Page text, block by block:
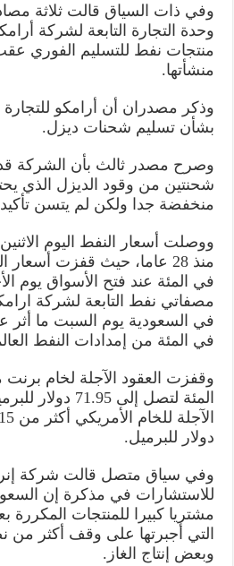
وفي ذات السياق قالت ثلاثة
وحدة التجارة التابعة لشركة
منتجات نفط للتسليم الفوري
منشأتها.
وذكر مصدران أن أرامكو
بشأن تسليم شحنات ديزل.
وصرح مصدر ثالث بأن الشركة
شحنتين من وقود الديزل الذي
منخفضة جدا ولكن لم يتسن
ووصلت أسعار النفط اليوم
في المئة عند فتح الأسواق يوم
مصفاتي نفط التابعة لشركة
في السعودية يوم السبت ما
في المئة من إمدادات النفط
المئة لتصل إلى
دولار للبرميل.
وفي سياق متصل قالت شركة
للاستشارات في مذكرة إن
مشتريا كبيرا للمنتجات
التي أجبرتها على وقف أكثر من
وبعض إنتاج الغاز.